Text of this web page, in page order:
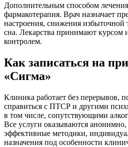
Дополнительным способом
фармакотерапия. Врач назначает
настроения, снижения избыточной
сна. Лекарства принимают курсом
контролем.
Как записаться на
«Сигма»
Клиника работает без перерывов,
справиться с ПТСР и другими
в том числе, сопутствующими
Все услуги оказываются
эффективные методики,
назначения под особенности